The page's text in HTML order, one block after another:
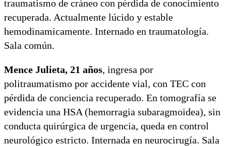
traumatismo de cráneo con pérdida de conocimiento
recuperada. Actualmente lúcido y estable
hemodinamicamente. Internado en traumatología.
Sala común.
Mence Julieta, 21 años, ingresa por
politraumatismo por accidente vial, con TEC con
pérdida de conciencia recuperado. En tomografía se
evidencia una HSA (hemorragia subaragmoidea), sin
conducta quirúrgica de urgencia, queda en control
neurológico estricto. Internada en neurocirugía. Sala